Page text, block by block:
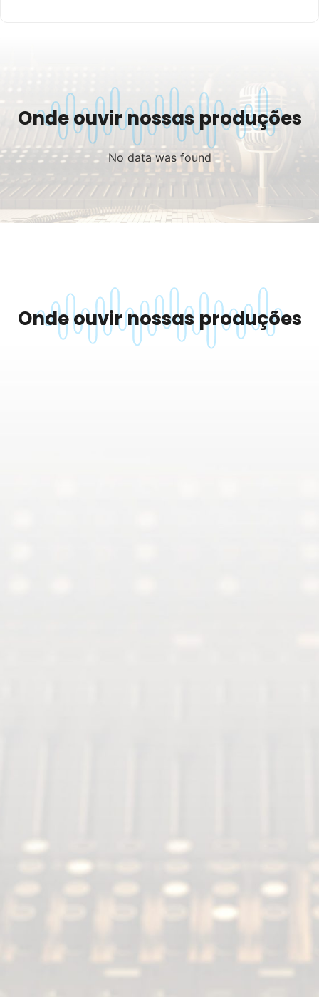
Onde ouvir nossas produções
No data was found
Onde ouvir nossas produções